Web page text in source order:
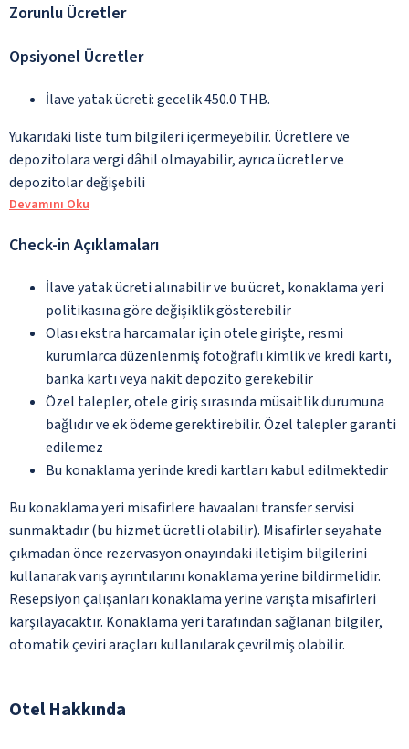
Zorunlu Ücretler
Opsiyonel Ücretler
İlave yatak ücreti: gecelik 450.0 THB.
Yukarıdaki liste tüm bilgileri içermeyebilir. Ücretlere ve
depozitolara vergi dâhil olmayabilir, ayrıca ücretler ve
depozitolar değişebili
Devamını Oku
Check-in Açıklamaları
İlave yatak ücreti alınabilir ve bu ücret, konaklama yeri
politikasına göre değişiklik gösterebilir
Olası ekstra harcamalar için otele girişte, resmi
kurumlarca düzenlenmiş fotoğraflı kimlik ve kredi kartı,
banka kartı veya nakit depozito gerekebilir
Özel talepler, otele giriş sırasında müsaitlik durumuna
bağlıdır ve ek ödeme gerektirebilir. Özel talepler garanti
edilemez
Bu konaklama yerinde kredi kartları kabul edilmektedir
Bu konaklama yeri misafirlere havaalanı transfer servisi
sunmaktadır (bu hizmet ücretli olabilir). Misafirler seyahate
çıkmadan önce rezervasyon onayındaki iletişim bilgilerini
kullanarak varış ayrıntılarını konaklama yerine bildirmelidir.
Resepsiyon çalışanları konaklama yerine varışta misafirleri
karşılayacaktır. Konaklama yeri tarafından sağlanan bilgiler,
otomatik çeviri araçları kullanılarak çevrilmiş olabilir.
Otel Hakkında